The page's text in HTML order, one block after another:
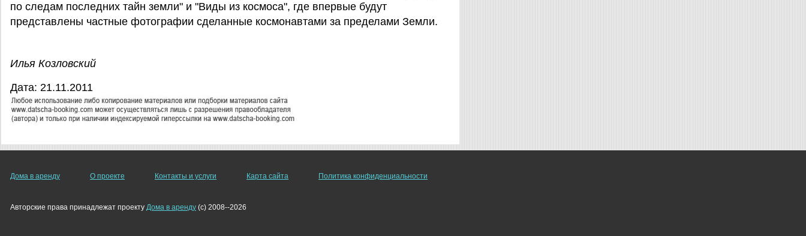
по следам последних тайн земли" и "Виды из космоса", где впервые будут
представлены частные фотографии сделанные космонавтами за пределами Земли.
Илья Козловский
Дата: 21.11.2011
Дома в аренду О проекте Контакты и услуги Карта сайта Политика конфиденциальности
Авторские права принадлежат проекту Дома в аренду (c) 2008--2026